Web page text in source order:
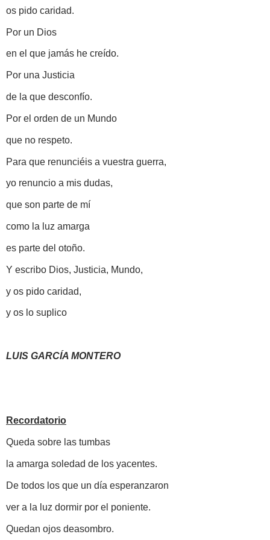
os pido caridad.
Por un Dios
en el que jamás he creído.
Por una Justicia
de la que desconfío.
Por el orden de un Mundo
que no respeto.
Para que renunciéis a vuestra guerra,
yo renuncio a mis dudas,
que son parte de mí
como la luz amarga
es parte del otoño.
Y escribo Dios, Justicia, Mundo,
y os pido caridad,
y os lo suplico
LUIS GARCÍA MONTERO
Recordatorio
Queda sobre las tumbas
la amarga soledad de los yacentes.
De todos los que un día esperanzaron
ver a la luz dormir por el poniente.
Quedan ojos deasombro.